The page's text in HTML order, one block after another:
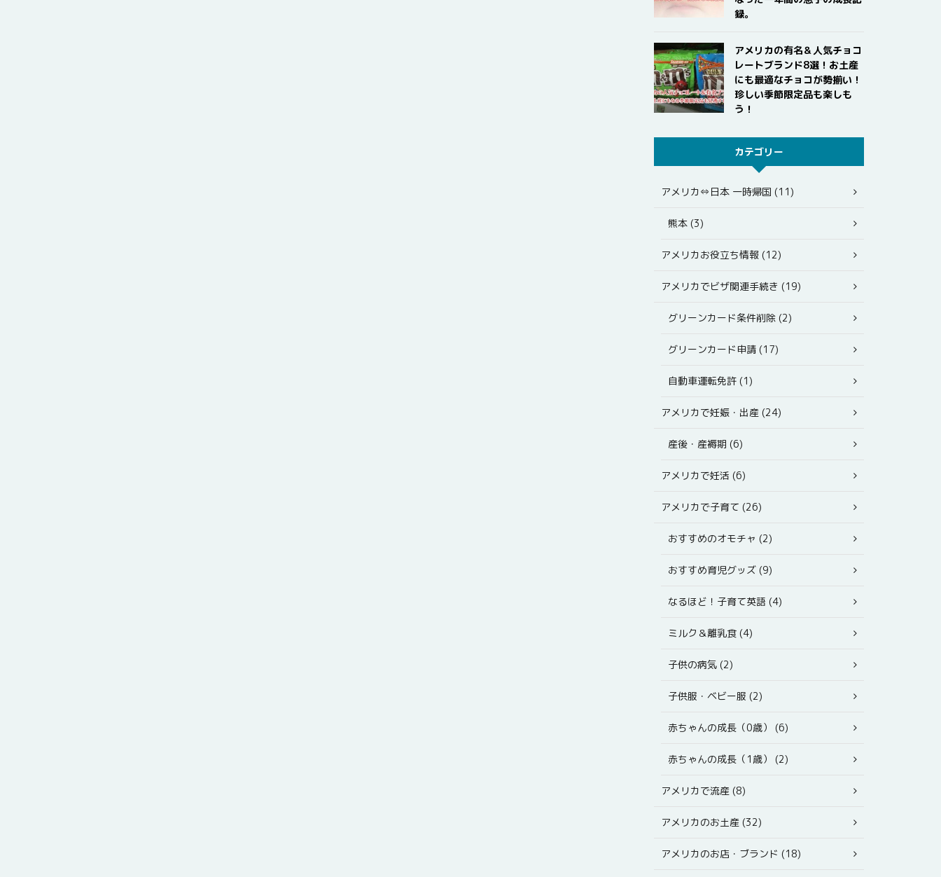
録。
アメリカの有名＆人気チョコ
レートブランド8選！お土産
にも最適なチョコが勢揃い！
珍しい季節限定品も楽しも
う！
カテゴリー
アメリカ⇔日本 一時帰国 (11)
熊本 (3)
アメリカお役立ち情報 (12)
アメリカでビザ関連手続き (19)
グリーンカード条件削除 (2)
グリーンカード申請 (17)
自動車運転免許 (1)
アメリカで妊娠・出産 (24)
産後・産褥期 (6)
アメリカで妊活 (6)
アメリカで子育て (26)
おすすめのオモチャ (2)
おすすめ育児グッズ (9)
なるほど！子育て英語 (4)
ミルク＆離乳食 (4)
子供の病気 (2)
子供服・ベビー服 (2)
赤ちゃんの成長（0歳） (6)
赤ちゃんの成長（1歳） (2)
アメリカで流産 (8)
アメリカのお土産 (32)
アメリカのお店・ブランド (18)